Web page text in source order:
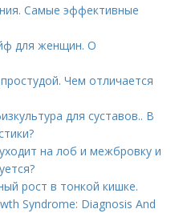
Самые эффективные
для женщин. О
Чем отличается
для суставов.. В
на лоб и межбровку и
рост в тонкой кишке.
Syndrome: Diagnosis And